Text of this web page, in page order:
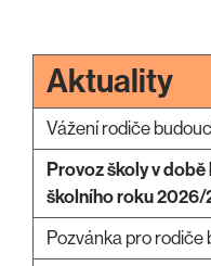
Aktuality
Vážení rodiče
Provoz školy v
školního roku 2026/
Pozvánka pro rodiče